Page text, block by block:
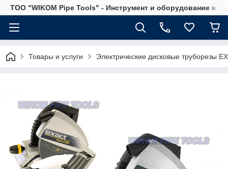
ТОО "WIKOM Pipe Tools" - Инструмент и оборудование в
Товары и услуги Электрические дисковые труборезы